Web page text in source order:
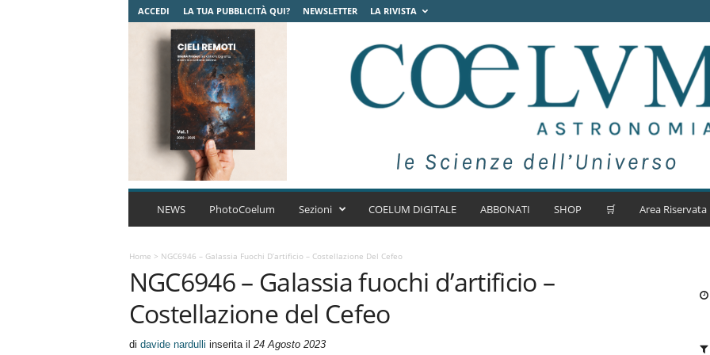
ACCEDI LA TUA PUBBLICITÀ QUI? NEWSLETTER LA RIVISTA
C
u
m
A
t
NEWS PhotoCoelum Sezioni COELUM DIGITALE ABBONATI SHOP 🛒 Area Riservata
Home > NGC6946 – Galassia Fuochi D’artificio – Costellazione Del Cefeo
NGC6946 – Galassia fuochi d’artificio –
Costellazione del Cefeo
di davide nardulli inserita il 24 Agosto 2023